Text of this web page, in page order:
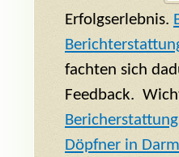
Erfolgserlebnis.
fachten sich
Feedback.
Döpfner in